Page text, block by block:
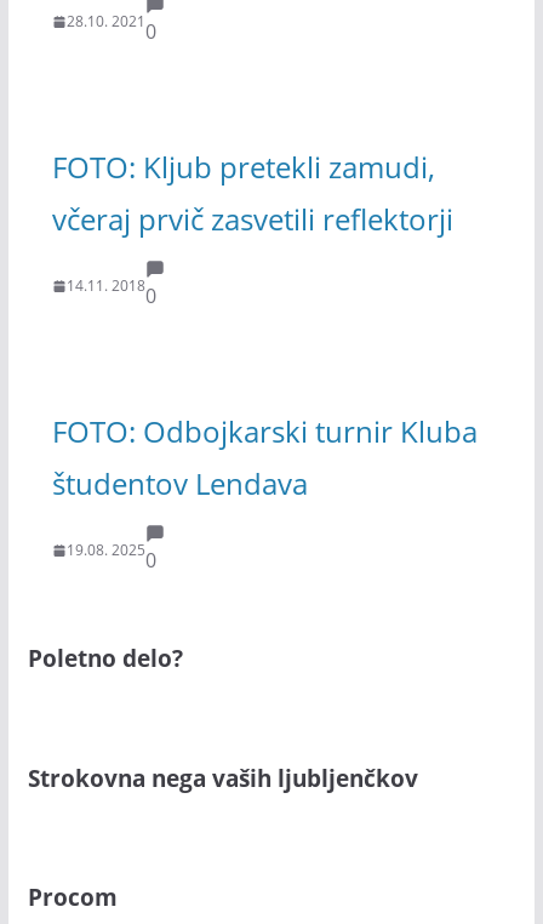
28.10. 20210
FOTO: Kljub pretekli zamudi,
včeraj prvič zasvetili reflektorji
14.11. 20180
FOTO: Odbojkarski turnir Kluba
študentov Lendava
19.08. 20250
Poletno delo?
Strokovna nega vaših ljubljenčkov
Procom